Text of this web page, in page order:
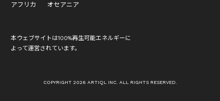
アフリカ
オセアニア
本ウェブサイトは100%再生可能エネルギーに
よって運営されています。
COPYRIGHT 2026 ARTIQL INC. ALL RIGHTS RESERVED.